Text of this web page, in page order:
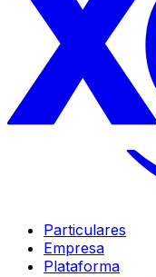
Particulares
Empresa
Plataforma